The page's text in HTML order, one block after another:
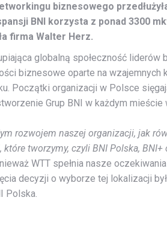
biznesowego
BNI korzysta z ponad 3300
firma Walter Herz.
globalną społeczność
biznesowe oparte na
Początki organizacji w Polsce
Grup BNI w każdym
rozwojem naszej organizacji, jak
tworzymy, czyli BNI Polska, BNI+
WTT spełnia nasze
decyzji o wyborze tej lokalizacji
Polska.